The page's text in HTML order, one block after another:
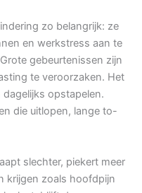
zo belangrijk: ze
en werkstress aan te
gebeurtenissen zijn
te veroorzaken. Het
opstapelen.
die uitlopen, lange to-
slechter, piekert meer
krijgen zoals hoofdpijn